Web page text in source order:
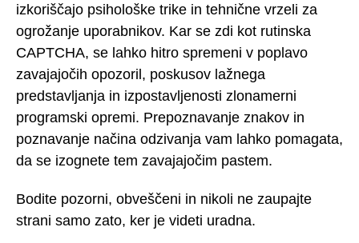
izkoriščajo psihološke trike in tehnične vrzeli za
ogrožanje uporabnikov. Kar se zdi kot rutinska
CAPTCHA, se lahko hitro spremeni v poplavo
zavajajočih opozoril, poskusov lažnega
predstavljanja in izpostavljenosti zlonamerni
programski opremi. Prepoznavanje znakov in
poznavanje načina odzivanja vam lahko pomagata,
da se izognete tem zavajajočim pastem.
Bodite pozorni, obveščeni in nikoli ne zaupajte
strani samo zato, ker je videti uradna.